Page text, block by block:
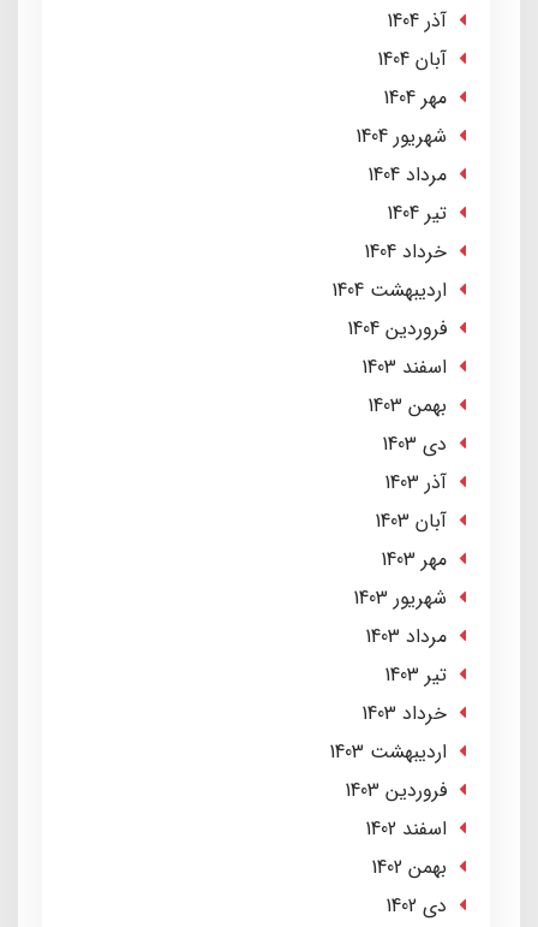
آذر 1404
آبان 1404
مهر 1404
شهریور 1404
مرداد 1404
تير 1404
خرداد 1404
ارديبهشت 1404
فروردین 1404
اسفند 1403
بهمن 1403
دی 1403
آذر 1403
آبان 1403
مهر 1403
شهریور 1403
مرداد 1403
تير 1403
خرداد 1403
ارديبهشت 1403
فروردین 1403
اسفند 1402
بهمن 1402
دی 1402